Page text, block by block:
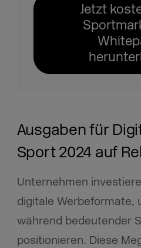
Jetzt
Ausgaben für
Sport 2024 auf
Unternehmen
digitale Werbeformate,
während bedeutender
positionieren. Diese